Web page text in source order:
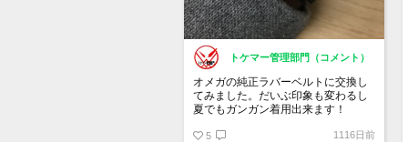
トケマー管理部門（コメント）
オメガの純正ラバーベルトに交換し
てみました。だいぶ印象も変わるし
夏でもガンガン着用出来ます！
5 1116日前